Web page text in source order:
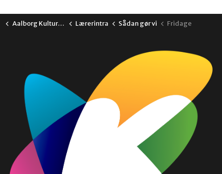
Aalborg Kulturskole Lærerintra Sådan gør vi Fridage